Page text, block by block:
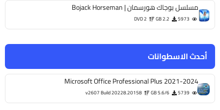
أحدث الاسطوانات
Microsoft Office Professional Plus 2021-2024
5739
5.6/6 GB
v2607 Build 20228.20158
مسلسل بوجاك هورسمان | Bojack Horseman
5973
2.2 GB
DVD 2